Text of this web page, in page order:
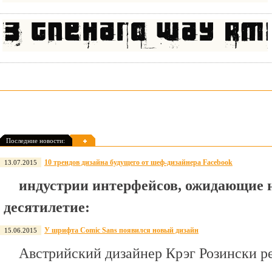
Последние новости:
13.07.2015 10 трендов дизайна будущего от шеф-дизайнера Facebook
индустрии интерфейсов, ожидающие
десятилетие:
15.06.2015 У шрифта Comic Sans появился новый дизайн
Австрийский дизайнер Крэг Розински